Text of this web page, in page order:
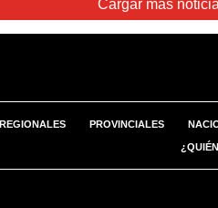
Cargar más
REGIONALES PROVINCIALES